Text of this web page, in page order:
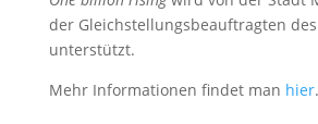
der Gleichstellungsbeauftragten des
unterstützt.
Mehr Informationen findet man hier.